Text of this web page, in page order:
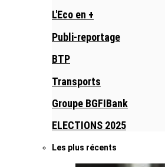
L'Eco en +
Publi-reportage
BTP
Transports
Groupe BGFIBank
ELECTIONS 2025
Les plus récents